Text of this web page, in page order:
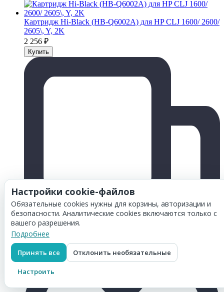
Картридж Hi-Black (HB-Q6002A) для HP CLJ 1600/ 2600/
2605\, Y, 2K
2 256 ₽
Настройки cookie-файлов
Обязательные cookies нужны для корзины, авторизации и
безопасности. Аналитические cookies включаются только с
вашего разрешения.
Подробнее
Принять все Отклонить необязательные
Настроить